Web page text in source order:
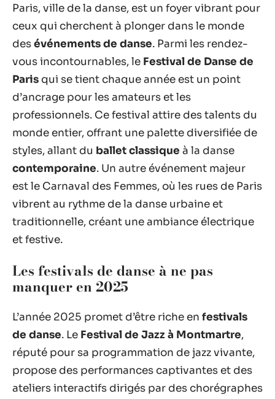
Paris, ville de la danse, est un foyer vibrant pour
ceux qui cherchent à plonger dans le monde
desévénements de danse. Parmi les rendez-
vous incontournables, le Festival de Danse de
Paris qui se tient chaque année est un point
d’ancrage pour les amateurs et les
professionnels. Ce festival attire des talents du
monde entier, offrant une palette diversifiée de
styles, allant du ballet classique à la danse
contemporaine. Un autre événement majeur
est le Carnaval des Femmes, où les rues de Paris
vibrent au rythme de la danse urbaine et
traditionnelle, créant une ambiance électrique
et festive.
Les festivals de danse à ne pas
manquer en 2025
L’année 2025 promet d’être riche en festivals
de danse. Le Festival de Jazz à Montmartre,
réputé pour sa programmation de jazz vivante,
propose des performances captivantes et des
ateliers interactifs dirigés par des chorégraphes